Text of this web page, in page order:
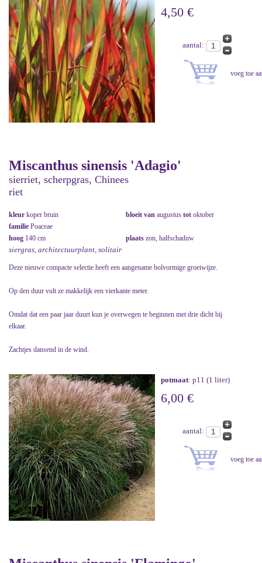
4,50 €
aantal:
Miscanthus sinensis 'Adagio'
sierriet, scherpgras, Chinees
riet
kleur koper bruin bloeit van augustus tot oktober
familie Poaceae
hoog 140 cm plaats zon, halfschaduw
siergras, architectuurplant, solitair
Deze nieuwe compacte selectie heeft een aangename bolvormige groeiwijze.
Op den duur vult ze makkelijk een vierkante meter.
Omdat dat een paar jaar duurt kun je overwegen te beginnen met drie dicht bij
elkaar.
Zachtjes dansend in de wind.
potmaat: p11 (1 liter)
6,00 €
aantal: